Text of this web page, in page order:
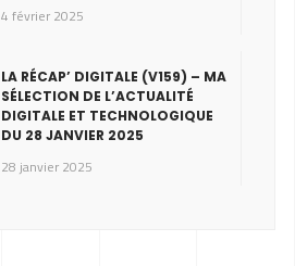
4 février 2025
LA RÉCAP’ DIGITALE (V159) – MA
SÉLECTION DE L’ACTUALITÉ
DIGITALE ET TECHNOLOGIQUE
DU 28 JANVIER 2025
28 janvier 2025